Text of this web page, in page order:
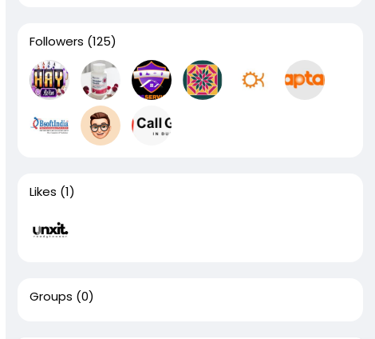
Followers (125)
Likes (1)
Groups (0)